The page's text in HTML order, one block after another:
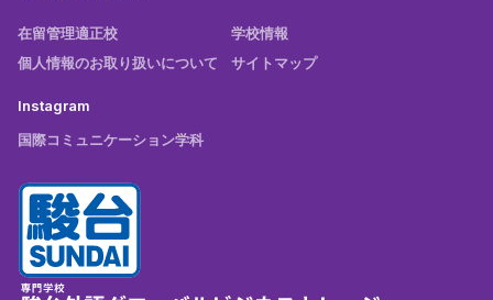
在留管理適正校
学校情報
個人情報のお取り扱いについて
サイトマップ
Instagram
国際コミュニケーション学科